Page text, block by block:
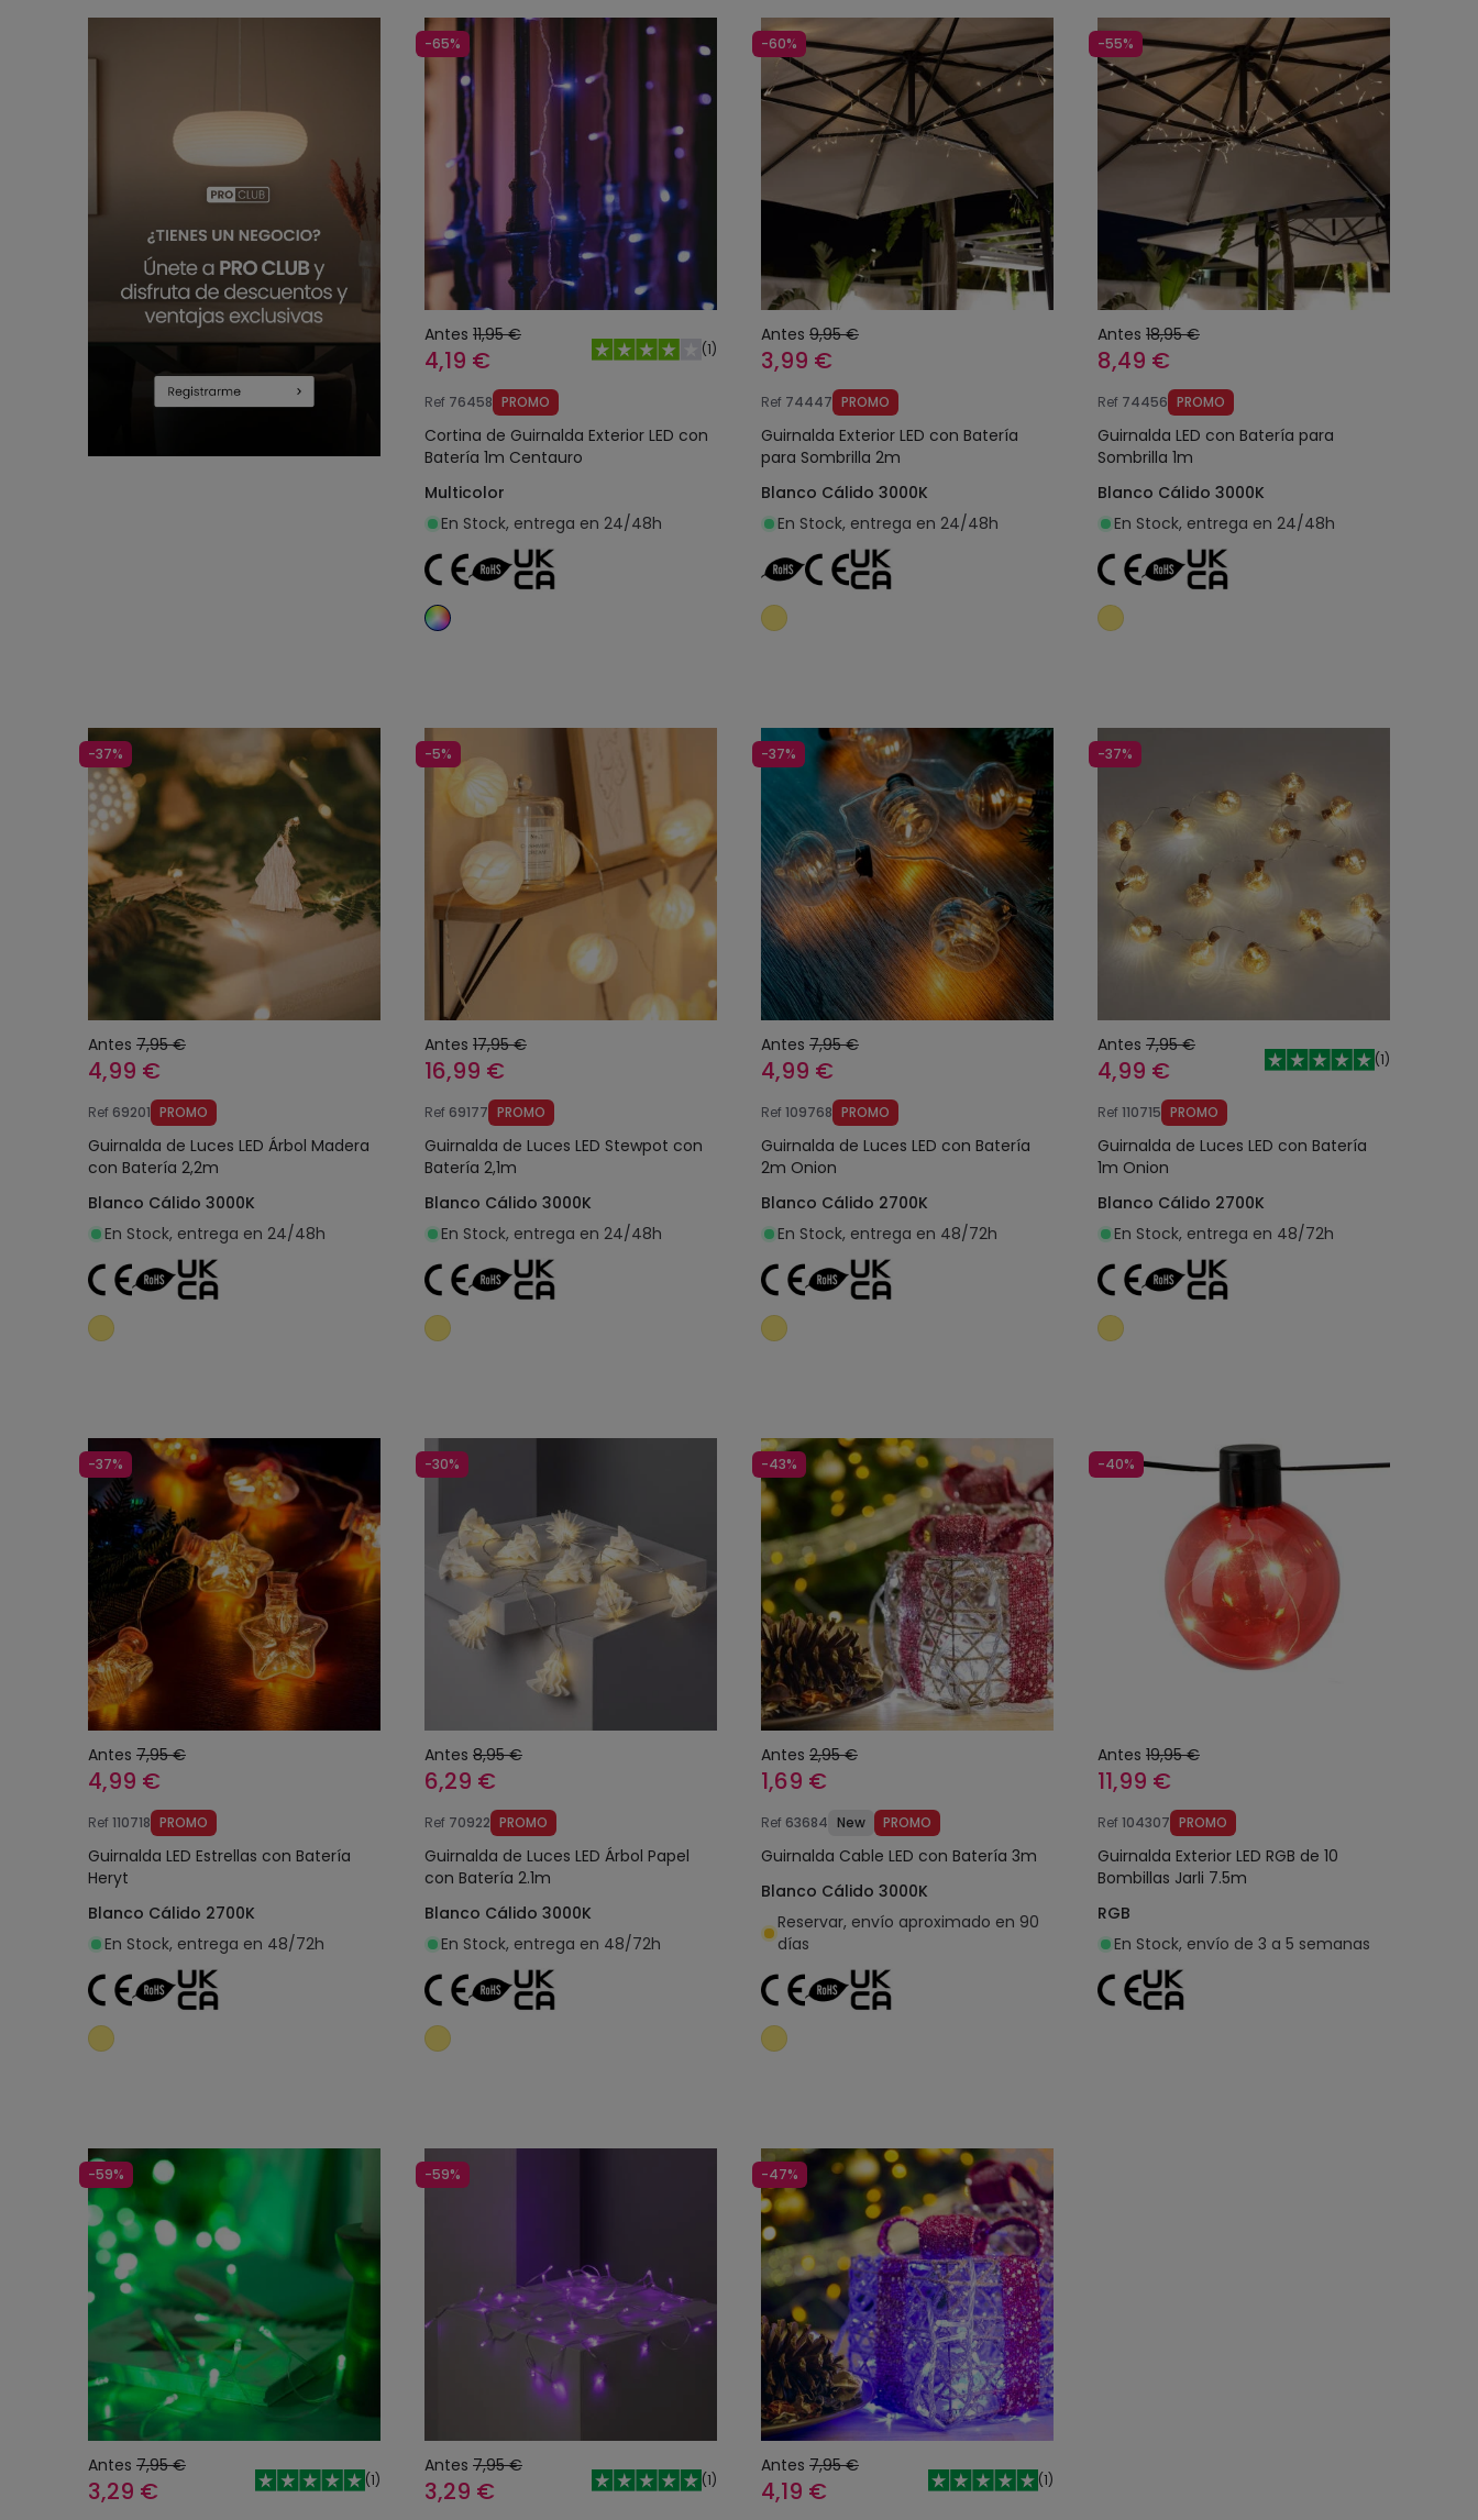
-65%
Antes 11,95 €
4,19 € (1)
Ref 76458 PROMO
Cortina de Guirnalda Exterior LED con
Batería 1m Centauro
Multicolor
En Stock, entrega en 24/48h
-60%
Antes 9,95 €
3,99 €
Ref 74447 PROMO
Guirnalda Exterior LED con Batería
para Sombrilla 2m
Blanco Cálido 3000K
En Stock, entrega en 24/48h
-55%
Antes 18,95 €
8,49 €
Ref 74456 PROMO
Guirnalda LED con Batería para
Sombrilla 1m
Blanco Cálido 3000K
En Stock, entrega en 24/48h
-37%
Antes 7,95 €
4,99 €
Ref 69201 PROMO
Guirnalda de Luces LED Árbol Madera
con Batería 2,2m
Blanco Cálido 3000K
En Stock, entrega en 24/48h
-5%
Antes 17,95 €
16,99 €
Ref 69177 PROMO
Guirnalda de Luces LED Stewpot con
Batería 2,1m
Blanco Cálido 3000K
En Stock, entrega en 24/48h
-37%
Antes 7,95 €
4,99 €
Ref109768 PROMO
Guirnalda de Luces LED con Batería
2m Onion
Blanco Cálido 2700K
En Stock, entrega en 48/72h
-37%
Antes 7,95 €
4,99 € (1)
Ref110715 PROMO
Guirnalda de Luces LED con Batería
1m Onion
Blanco Cálido 2700K
En Stock, entrega en 48/72h
-37%
Antes 7,95 €
4,99 €
Ref110718 PROMO
Guirnalda LED Estrellas con Batería
Heryt
Blanco Cálido 2700K
En Stock, entrega en 48/72h
-30%
Antes 8,95 €
6,29 €
Ref 70922 PROMO
Guirnalda de Luces LED Árbol Papel
con Batería 2.1m
Blanco Cálido 3000K
En Stock, entrega en 48/72h
-43%
Antes 2,95 €
1,69 €
Ref 63684 New PROMO
Guirnalda Cable LED con Batería 3m
Blanco Cálido 3000K
Reservar, envío aproximado en 90
días
-40%
Antes 19,95 €
11,99 €
Ref104307 PROMO
Guirnalda Exterior LED RGB de 10
Bombillas Jarli 7.5m
RGB
En Stock, envío de 3 a 5 semanas
-59%
Antes 7,95 €
3,29 € (1)
-59%
Antes 7,95 €
3,29 € (1)
-47%
Antes 7,95 €
4,19 € (1)